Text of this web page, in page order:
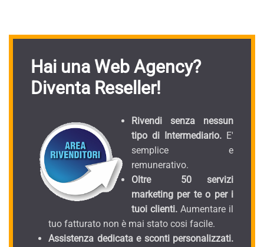
Hai una Web Agency?
Diventa Reseller!
Rivendi senza nessun
tipo di Intermediario. E'
semplice e
remunerativo.
Oltre 50 servizi
marketing per te o per i
tuoi clienti. Aumentare il
tuo fatturato non è mai stato cosi facile.
Assistenza dedicata e sconti personalizzati.